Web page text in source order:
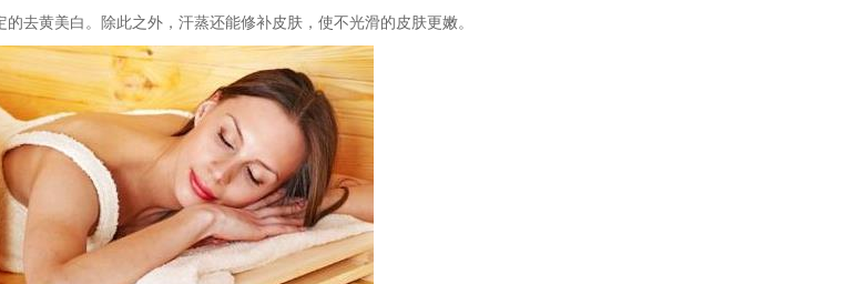
去黄美白。除此之外，汗蒸还能修补皮肤，使不光滑的皮肤更嫩。